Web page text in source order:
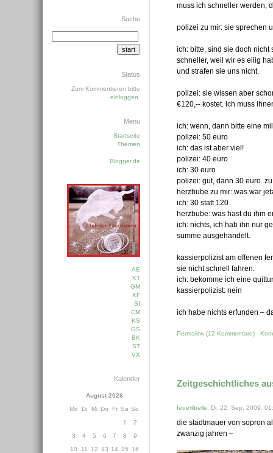
muss ich schneller werden,
polizei zu mir: sie sprechen
ich: bitte, sind sie doch nicht
schneller, weil wir es eilig
und strafen sie uns nicht.
polizei: sie wissen aber
€120,-- kostet. ich muss
ich: wenn, dann bitte eine
polizei: 50 euro
ich: das ist aber viel!
polizei: 40 euro
ich: 30 euro
polizei: gut, dann 30 euro.
herzbube zu mir: was war
ich: 30 statt 120
herzbube: was hast du ihm
ich: nichts, ich hab ihn nur
summe ausgehandelt.
kassierpolizist am offenen
sie nicht schnell fahren.
ich: bekomme ich eine
kassierpolizist: nein
ich habe nichts erfunden –
Permalink (12 Kommentare)
Zeitgeschichtliches
feuerlibelle , Di, 22. Sep. 2009,
die stadtmauer von sopron
zwanzig jahren –
Suche
Status
Zum Kommentieren bitte
einloggen
Menü
Startseite
Themen
Blogger.de
AE
KT
GM
KF
SI
CM
KS
GS
BK
ST
VX
Kalender
August 2026
Mo
Di Mi Do Fr Sa So
1
2
3
4 5 6 7 8
9
10
11 12 13 14 15
16